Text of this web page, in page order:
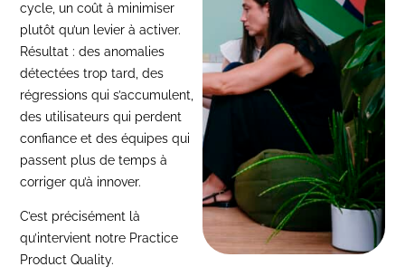
cycle, un coût à minimiser
plutôt qu’un levier à activer.
Résultat : des anomalies
détectées trop tard, des
régressions qui s’accumulent,
des utilisateurs qui perdent
confiance et des équipes qui
passent plus de temps à
corriger qu’à innover.
C’est précisément là
qu’intervient notre Practice
Product Quality.